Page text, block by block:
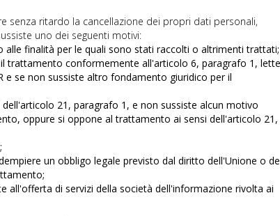
senza ritardo la cancellazione dei propri dati personali,
uno dei seguenti motivi:
alle finalità per le quali sono stati raccolti o altrimenti trattati;
trattamento conformemente all'articolo 6, paragrafo 1,
se non sussiste altro fondamento giuridico per il
21, paragrafo 1, e non sussiste alcun motivo
oppure si oppone al trattamento ai sensi dell'articolo 21,
un obbligo legale previsto dal diritto dell'Unione o
all'offerta di servizi della società dell'informazione rivolta ai